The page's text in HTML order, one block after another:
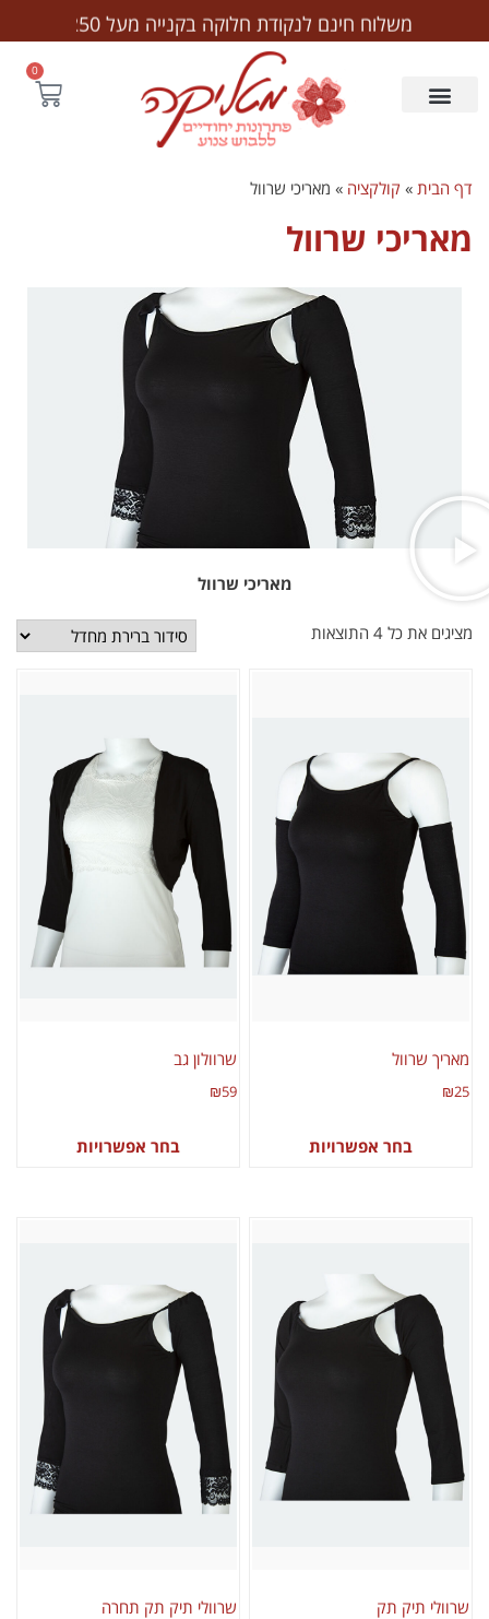
משלוח חינם לנקודת חלוקה בקנייה מעל ₪250
0
דף הבית » קולקציה » מאריכי שרוול
מאריכי שרוול
מאריכי שרוול
מציגים את כל ⁦4⁩ התוצאות
מאריך שרוול
₪25
בחר אפשרויות
שרוולון גב
₪59
בחר אפשרויות
שרוולי תיק תק שרוולי תיק תק תחרה